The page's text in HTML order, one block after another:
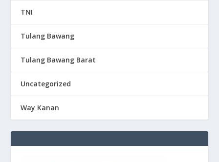
TNI
Tulang Bawang
Tulang Bawang Barat
Uncategorized
Way Kanan